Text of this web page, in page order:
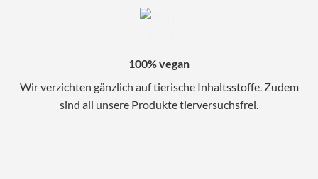
100% vegan
Wir verzichten gänzlich auf tierische Inhaltsstoffe. Zudem
sind all unsere Produkte tierversuchsfrei.